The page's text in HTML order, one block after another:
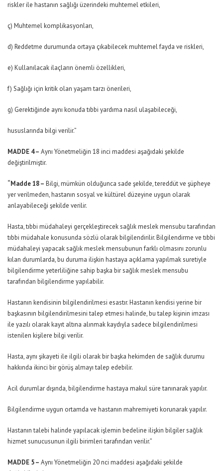
riskler ile hastanın sağlığı üzerindeki muhtemel etkileri,
ç) Muhtemel komplikasyonları,
d) Reddetme durumunda ortaya çıkabilecek muhtemel fayda ve riskleri,
e) Kullanılacak ilaçların önemli özellikleri,
f) Sağlığı için kritik olan yaşam tarzı önerileri,
g) Gerektiğinde aynı konuda tıbbi yardıma nasıl ulaşabileceği,
hususlarında bilgi verilir.”
MADDE 4 – Aynı Yönetmeliğin 18 inci maddesi aşağıdaki şekilde
değiştirilmiştir.
“Madde 18 – Bilgi, mümkün olduğunca sade şekilde, tereddüt ve şüpheye
yer verilmeden, hastanın sosyal ve kültürel düzeyine uygun olarak
anlayabileceği şekilde verilir.
Hasta, tıbbi müdahaleyi gerçekleştirecek sağlık meslek mensubu tarafından
tıbbi müdahale konusunda sözlü olarak bilgilendirilir. Bilgilendirme ve tıbbi
müdahaleyi yapacak sağlık meslek mensubunun farklı olmasını zorunlu
kılan durumlarda, bu duruma ilişkin hastaya açıklama yapılmak suretiyle
bilgilendirme yeterliliğine sahip başka bir sağlık meslek mensubu
tarafından bilgilendirme yapılabilir.
Hastanın kendisinin bilgilendirilmesi esastır. Hastanın kendisi yerine bir
başkasının bilgilendirilmesini talep etmesi halinde, bu talep kişinin imzası
ile yazılı olarak kayıt altına alınmak kaydıyla sadece bilgilendirilmesi
istenilen kişilere bilgi verilir.
Hasta, aynı şikayeti ile ilgili olarak bir başka hekimden de sağlık durumu
hakkında ikinci bir görüş almayı talep edebilir.
Acil durumlar dışında, bilgilendirme hastaya makul süre tanınarak yapılır.
Bilgilendirme uygun ortamda ve hastanın mahremiyeti korunarak yapılır.
Hastanın talebi halinde yapılacak işlemin bedeline ilişkin bilgiler sağlık
hizmet sunucusunun ilgili birimleri tarafından verilir.”
MADDE 5 – Aynı Yönetmeliğin 20 nci maddesi aşağıdaki şekilde